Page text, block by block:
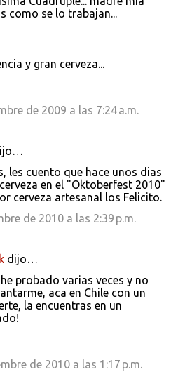
como se lo trabajan...
y gran cerveza...
de 2009 a las 7:24 a.m.
les cuento que hace unos dias
en el "Oktoberfest 2010"
cerveza artesanal los Felicito.
de 2010 a las 2:39 p.m.
dijo…
probado varias veces y no
aca en Chile con un
la encuentras en un
de 2010 a las 1:17 p.m.